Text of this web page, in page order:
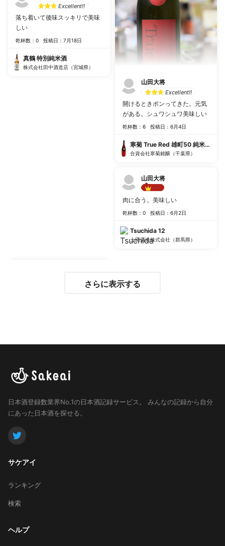
Excellent!!
落ち着いて後味スッキリで美味
しい
乾杯数：0 投稿日：7月18日
真鶴 特別純米酒
株式会社田中酒造店（宮城県）
山田大将
Excellent!!
開けるときポンってきた。元気
がある。シュワシュワ美味しい
乾杯数：6 投稿日：6月4日
寒菊 True Red 雄町50 純米大吟醸
合資会社寒菊銘醸（千葉県）
山田大将
Best!!
肉に合う。美味しい
乾杯数：0 投稿日：6月2日
Tsuchida 12
土田酒造株式会社（群馬県）
さらに表示する
日本酒登録数業界No.1の日本酒記録サービス。
みんなの記録から自分
にあった日本酒を探せる。
サケアイ
ランキング
検索
ヘルプ